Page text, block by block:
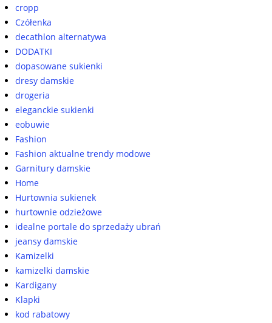
cropp
Czółenka
decathlon alternatywa
DODATKI
dopasowane sukienki
dresy damskie
drogeria
eleganckie sukienki
eobuwie
Fashion
Fashion aktualne trendy modowe
Garnitury damskie
Home
Hurtownia sukienek
hurtownie odzieżowe
idealne portale do sprzedaży ubrań
jeansy damskie
Kamizelki
kamizelki damskie
Kardigany
Klapki
kod rabatowy